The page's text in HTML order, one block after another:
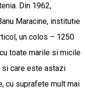
Din 1962,
Maracine, institutie
un colos – 1250
toate marile si micile
si care este astazi
cu suprafete mult mai